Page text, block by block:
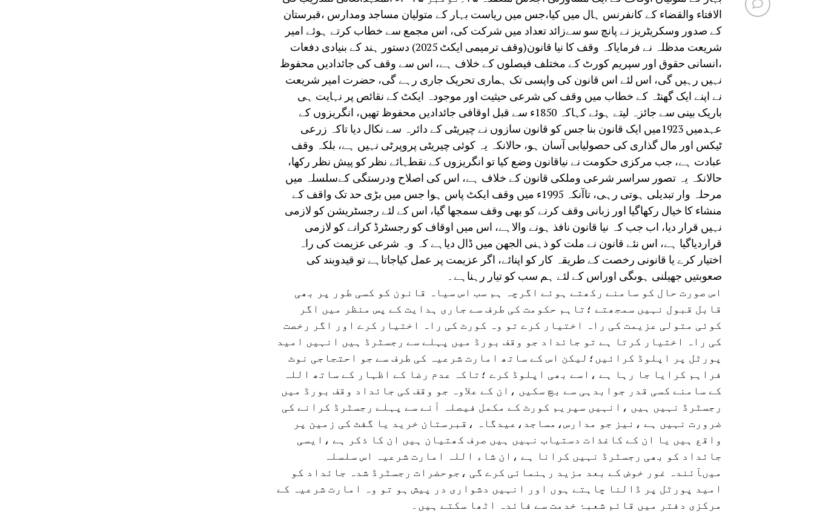
الافتاء والقضاء کے کانفرنس ہال میں کیا،جس میں ریاست بہار کے متولیان مساجد ومدارس ،قبرستان
کے صدور وسکریٹریز نے پانچ سو سےزائد تعداد میں شرکت کی، اس مجمع سے خطاب کرتے ہوئے امیر
شریعت مدظلہ نے فرمایاکہ وقف کا نیا قانون(وقف ترمیمی ایکٹ 2025) دستور ہند کے بنیادی دفعات
،انسانی حقوق اور سپریم کورٹ کے مختلف فیصلوں کے خلاف ہے، اس سے وقف کی جائدادیں محفوظ
نہیں رہیں گی، اس لئے اس قانون کی واپسی تک ہماری تحریک جاری رہے گی، حضرت امیر شریعت
نے اپنے ایک گھنٹہ کے خطاب میں وقف کی شرعی حیثیت اور موجودہ ایکٹ کے نقائص پر نہایت ہی
باریک بینی سے جائزہ لیتے ہوئے کہاکہ 1850ء سے قبل اوقافی جائدادیں محفوظ تھیں، انگریزوں کے
عہدمیں 1923میں ایک قانون بنا جس کو قانون سازوں نے چیریٹی کے دائرہ سے نکال دیا تاکہ زرعی
ٹیکس اور مال گذاری کی حصولیابی آسان ہو، حالانکہ یہ کوئی چیریٹی پروپرٹی نہیں ہے، بلکہ وقف
عبادت ہے، جب مرکزی حکومت نے نیاقانون وضع کیا تو انگریزوں کے نقطہائے نظر کو پیش نظر رکھا،
حالانکہ یہ تصور سراسر شرعی وملکی قانون کے خلاف ہے، اس کی اصلاح ودرستگی کےسلسلہ میں
مرحلہ وار تبدیلی ہوتی رہی، تاآنکہ 1995ء میں وقف ایکٹ پاس ہوا جس میں بڑی حد تک واقف کے
منشاء کا خیال رکھاگیا اور زبانی وقف کرنے کو بھی وقف سمجھا گیا، اس کے لئے رجسٹریشن کو لازمی
نہیں قرار دیا، اب جب کہ نیا قانون نافذ ہونے والاہے، اس میں اوقاف کو رجسٹرڈ کرانے کو لازمی
قراردیاگیا ہے، اس نئے قانون نے ملت کو ذہنی الجھن میں ڈال دیاہے کہ وہ شرعی عزیمت کی راہ
اختیار کرے یا قانونی رخصت کے طریقہ کار کو اپنائے، اگر عزیمت پر عمل کیاجاتاہے تو قیدوبند کی
صعوبتیں جھیلنی ہوںگی اوراس کے لئے ہم سب کو تیار رہناہے۔
اس صورت حال کو سامنے رکھتے ہوئے اگرچہ ہم سب اس سیاہ قانون کو کسی طور پر بھی
قابل قبول نہیں سمجھتے ؛تاہم حکومت کی طرف سے جاری ہدایت کے پس منظر میں اگر
کوئی متولی عزیمت کی راہ اختیار کرے تو وہ کورٹ کی راہ اختیار کرے اور اگر رخصت
کی راہ اختیار کرتا ہے تو جائداد جو وقف بورڈ میں پہلے سے رجسٹرڈ ہیں انہیں امید
پورٹل پر اپلوڈ کرائیں؛لیکن اس کے ساتھ امارت شرعیہ کی طرف سے جو احتجاجی نوٹ
فراہم کرایا جا رہا ہے ،اسے بھی اپلوڈ کرے ؛تاکہ عدم رضا کے اظہار کے ساتھ اللہ
کے سامنے کسی قدر جوابدہی سے بچ سکیں ،ان کے علاوہ جو وقف کی جائداد وقف بورڈ میں
رجسٹرڈ نہیں ہیں ،انہیں سپریم کورٹ کے مکمل فیصلہ آنے سے پہلے رجسٹرڈ کرانے کی
ضرورت نہیں ہے ،نیز جو مدارس،مساجد،عیدگاہ ،قبرستان خرید یا گفٹ کی زمین پر
واقع ہیں یا ان کے کاغذات دستیاب نہیں ہیں صرف کھتیان ہیں ان کا ذکر ہے ،ایسی
جائداد کو بھی رجسٹرڈ نہیں کرانا ہے ،ان شاء اللہ امارت شرعیہ اس سلسلہ
میںآئندہ غور خوض کے بعد مزید رہنمائی کرے گی ،جوحضرات رجسٹرڈ شدہ جائداد کو
امید پورٹل پر ڈالنا چاہتے ہوں اور انہیں دشواری در پیش ہو تو وہ امارت شرعیہ کے
مرکزی دفتر میں قائم شعبۂ خدمت سے فائدہ اٹھا سکتے ہیں۔